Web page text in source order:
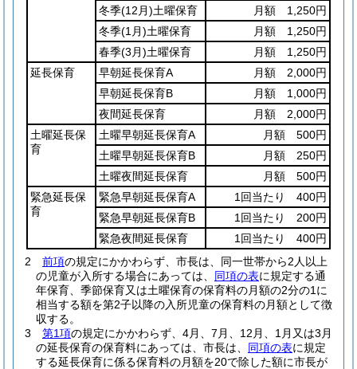
冬季(12月)土曜保育
月額 1,250円
冬季(1月)土曜保育
月額 1,250円
春季(3月)土曜保育
月額 1,250円
延長保育
早朝延長保育A
月額 2,000円
早朝延長保育B
月額 1,000円
夜間延長保育
月額 2,000円
土曜延長保
育
土曜早朝延長保育A
月額 500円
土曜早朝延長保育B
月額 250円
土曜夜間延長保育
月額 500円
緊急延長保
育
緊急早朝延長保育A
1回当たり 400円
緊急早朝延長保育B
1回当たり 200円
緊急夜間延長保育
1回当たり 400円
2
前項の規定にかかわらず、市長は、同一世帯から2人以上
の児童が入所する場合にあっては、 同項の表に規定する通
年保育、季節保育又は土曜保育の保育料の月額の2分の1に
相当する額を第2子以降の入所児童の保育料の月額として徴
収する。
3
第1項の規定にかかわらず、4月、7月、12月、1月又は3月
の延長保育の保育料にあっては、市長は、 同項の表に規定
する延長保育に係る保育料の月額を20で除した額に市長が